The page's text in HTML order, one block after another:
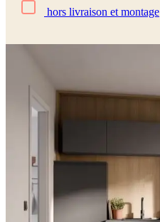
hors livraison et montage